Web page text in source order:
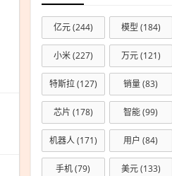
亿元(244) 模型 (184)
小米(227) 万元(121)
特斯拉(127) 销量(83)
芯片 (178) 智能(99)
机器人(171) 用户 (84)
手机(79) 美元(133)